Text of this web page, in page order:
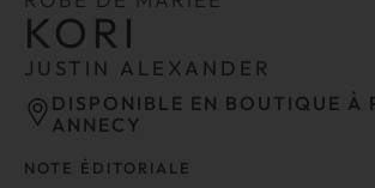
KORI
JUSTIN ALEXANDER
DISPONIBLE EN BOUTIQUE À
ANNECY
NOTE ÉDITORIALE